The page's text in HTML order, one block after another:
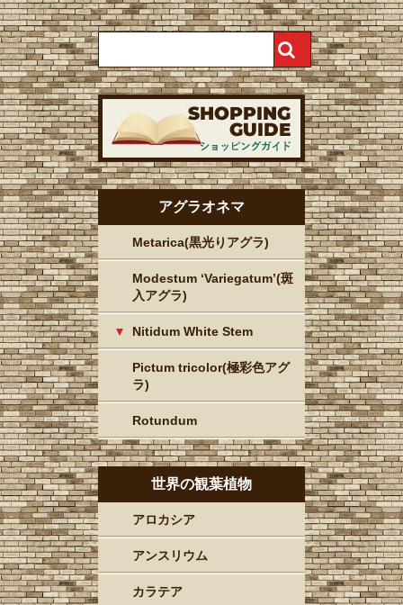
アグラオネマ
Metarica(黒光りアグラ)
Modestum ‘Variegatum’(斑
入アグラ)
Nitidum White Stem
Pictum tricolor(極彩色アグ
ラ)
Rotundum
世界の観葉植物
アロカシア
アンスリウム
カラテア